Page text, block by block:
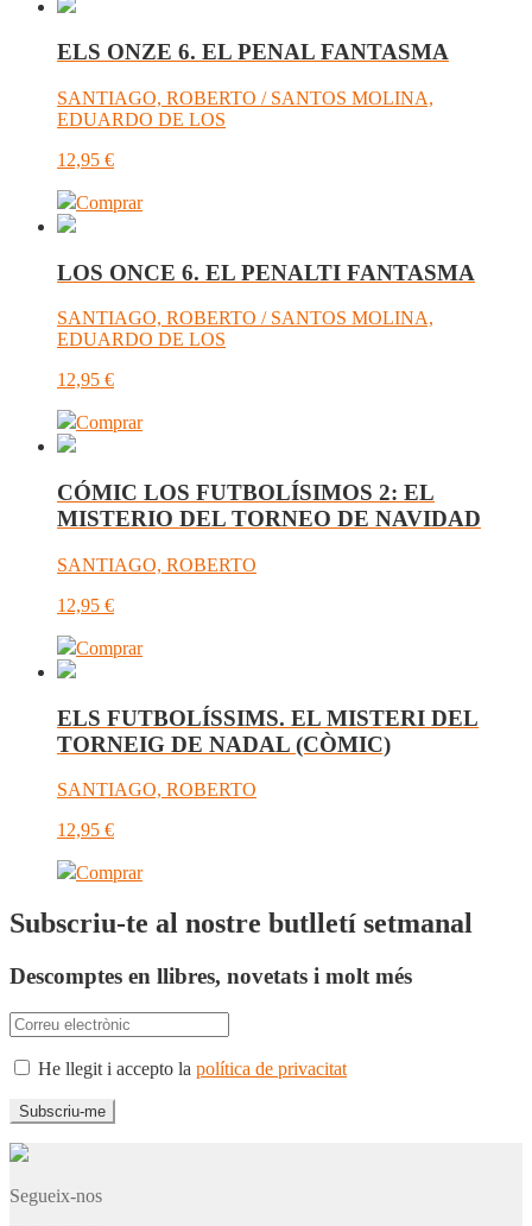
ELS ONZE 6. EL PENAL FANTASMA
SANTIAGO, ROBERTO / SANTOS MOLINA,
EDUARDO DE LOS
12,95 €
Comprar
LOS ONCE 6. EL PENALTI FANTASMA
SANTIAGO, ROBERTO / SANTOS MOLINA,
EDUARDO DE LOS
12,95 €
Comprar
CÓMIC LOS FUTBOLÍSIMOS 2: EL
MISTERIO DEL TORNEO DE NAVIDAD
SANTIAGO, ROBERTO
12,95 €
Comprar
ELS FUTBOLÍSSIMS. EL MISTERI DEL
TORNEIG DE NADAL (CÒMIC)
SANTIAGO, ROBERTO
12,95 €
Comprar
Subscriu-te al nostre butlletí setmanal
Descomptes en llibres, novetats i molt més
He llegit i accepto la política de privacitat
Segueix-nos